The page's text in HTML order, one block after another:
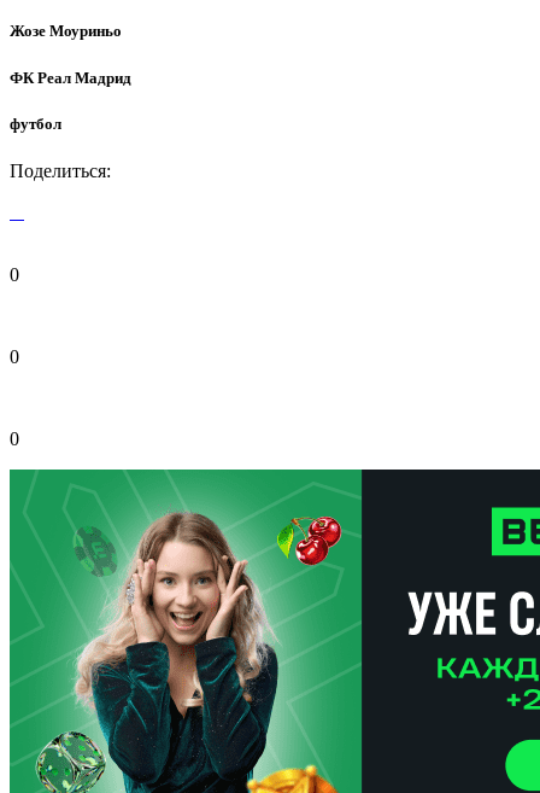
Жозе Моуриньо
ФК Реал Мадрид
футбол
Поделиться:
0
0
0